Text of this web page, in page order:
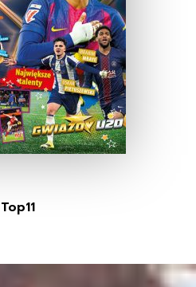
Top11